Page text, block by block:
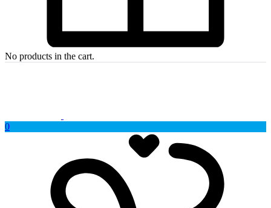
No products in the cart.
0